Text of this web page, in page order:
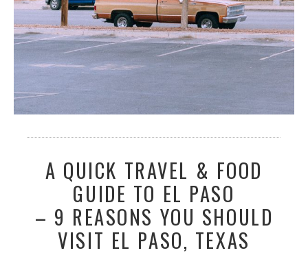
A QUICK TRAVEL & FOOD
GUIDE TO EL PASO
– 9 REASONS YOU SHOULD
VISIT EL PASO, TEXAS